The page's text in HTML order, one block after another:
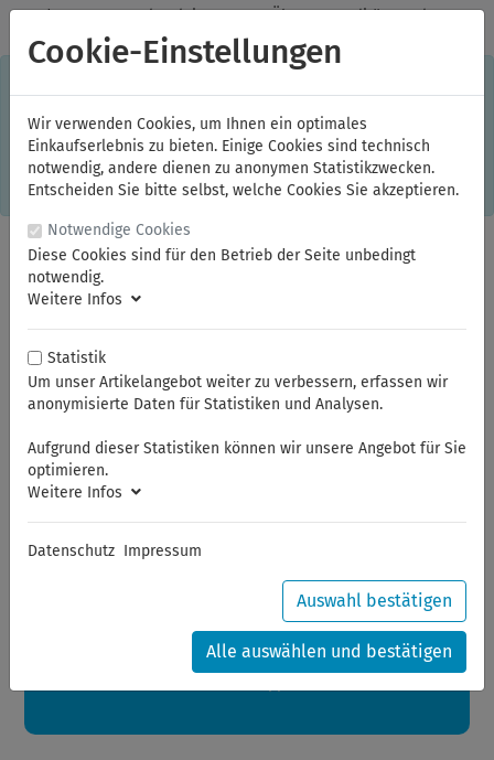
✓Jeden Monat starke Aktionen ✓Über 20 Qualitätsmarken ✓
Kostenlose Lieferung im Inland ab 150,00 Euro Bruttowarenwert
Einkaufserlebnis. Dabei werden beispielsweise die Session-
Informationen oder die Spracheinstellung auf Ihrem Rechner
gespeichert. Ohne Cookies ist der Funktionsumfang des
Online-Shops eingeschränkt. Sind Sie damit nicht
einverstanden, klicken Sie bitte hier.
Sommerferien
Sehr geehrte Kunden,
Ihre Bestellungen in diesem Zeitraum werden ab dem
24.08.2026 verschickt.
Eine schöne Sommerpause
Cookie-Einstellungen
Wir verwenden Cookies, um Ihnen ein optimales
Einkaufserlebnis zu bieten. Einige Cookies sind technisch
notwendig, andere dienen zu anonymen Statistikzwecken.
Entscheiden Sie bitte selbst, welche Cookies Sie akzeptieren.
Notwendige Cookies
Diese Cookies sind für den Betrieb der Seite unbedingt
notwendig.
Weitere Infos
Statistik
Um unser Artikelangebot weiter zu verbessern, erfassen wir
anonymisierte Daten für Statistiken und Analysen.
Aufgrund dieser Statistiken können wir unsere Angebot für Sie
optimieren.
Weitere Infos
Datenschutz Impressum
Auswahl bestätigen
Alle auswählen und bestätigen